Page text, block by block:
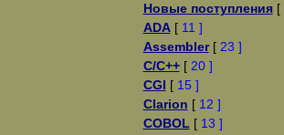
Новые поступления[
ADA[ 11 ]
Assembler[ 23 ]
C/C++[ 20 ]
CGI [ 15 ]
Clarion [ 12 ]
COBOL [ 13 ]